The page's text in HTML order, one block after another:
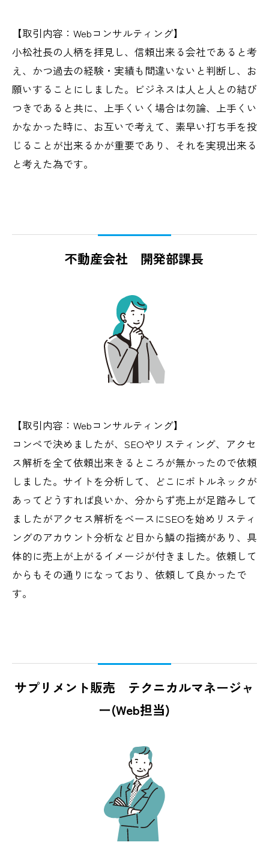
【取引内容：Webコンサルティング】
小松社長の人柄を拝見し、信頼出来る会社であると考
え、かつ過去の経験・実績も間違いないと判断し、お
願いすることにしました。ビジネスは人と人との結び
つきであると共に、上手くいく場合は勿論、上手くい
かなかった時に、お互いで考えて、素早い打ち手を投
じることが出来るかが重要であり、それを実現出来る
と考えた為です。
不動産会社 開発部課長
【取引内容：Webコンサルティング】
コンペで決めましたが、SEOやリスティング、アクセ
ス解析を全て依頼出来きるところが無かったので依頼
しました。サイトを分析して、どこにボトルネックが
あってどうすれば良いか、分からず売上が足踏みして
ましたがアクセス解析をベースにSEOを始めリスティ
ングのアカウント分析など目から鱗の指摘があり、具
体的に売上が上がるイメージが付きました。依頼して
からもその通りになっており、依頼して良かったで
す。
サプリメント販売 テクニカルマネージャ
ー(Web担当)